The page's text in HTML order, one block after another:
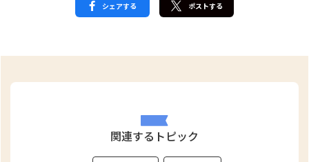
シェアする ポストする
関連するトピック